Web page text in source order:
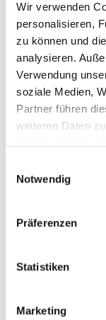
Wir verwenden
personalisieren,
zu können und
analysieren.
Verwendung
soziale Medien,
Partner führen
weiteren Daten
Notwendig
Präferenzen
Statistiken
Marketing